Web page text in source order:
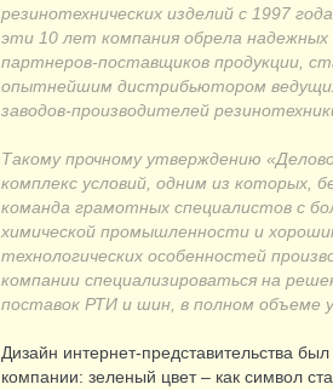
резинотехнических изделий с 1997
эти 10 лет компания обрела надежных
партнеров-поставщиков продукции,
опытнейшим дистрибьютором
заводов-производителей
Такому прочному утверждению
комплекс условий, одним из которых,
команда грамотных специалистов с
химической промышленности и
технологических особенностей
компании специализироваться на
поставок РТИ и шин, в полном объеме
Дизайн интернет-представительства
компании: зеленый цвет – как символ